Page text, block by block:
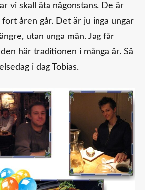
vi skall äta någonstans. De är
fort åren går. Det är ju inga ungar
utan unga män. Jag får
här traditionen i många år. Så
i dag Tobias.